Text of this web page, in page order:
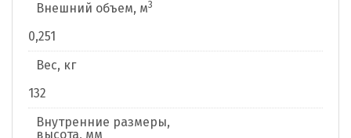
Внешний объем, м3
0,251
Вес, кг
132
Внутренние размеры,
высота, мм